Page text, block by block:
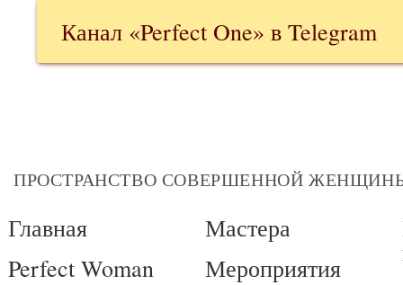
Канал «Perfect One» в Telegram
ПРОСТРАНСТВО СОВЕРШЕННОЙ
Главная
Perfect Woman
Мастера
Мероприятия